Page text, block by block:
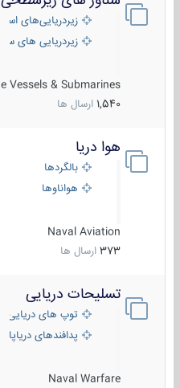
زیردریایی‌های
زیردریایی های سبک
Vessels & Submarines
1,540 ارسال ها
هوا دریا
بالگردها
هواناوها
Naval Aviation
373 ارسال ها
تسلیحات دریایی
توپ های دریایی
پدافندهای دریاپایه
Naval Warfare